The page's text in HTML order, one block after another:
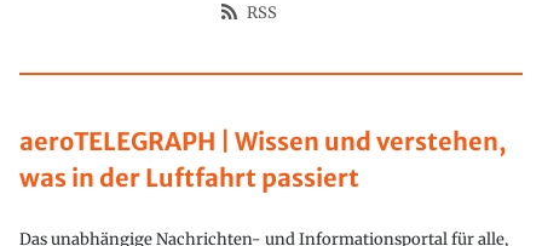
aeroTELEGRAPH | Wissen und verstehen,
was in der Luftfahrt passiert
Das unabhängige Nachrichten- und Informationsportal für alle,
RSS